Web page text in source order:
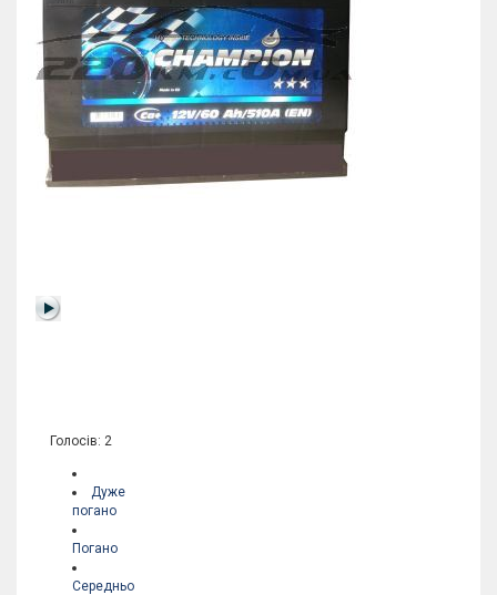
Голосів: 2
Дуже
погано
Погано
Середньо